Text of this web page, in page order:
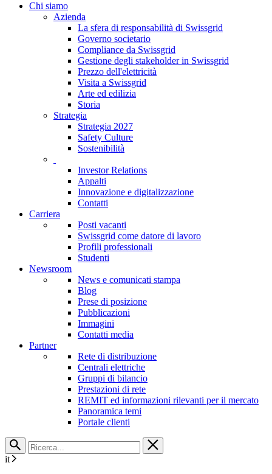
Chi siamo
Azienda
La sfera di responsabilità di Swissgrid
Governo societario
Compliance da Swissgrid
Gestione degli stakeholder in Swissgrid
Prezzo dell'elettricità
Visita a Swissgrid
Arte ed edilizia
Storia
Strategia
Strategia 2027
Safety Culture
Sostenibilità
Investor Relations
Appalti
Innovazione e digitalizzazione
Contatti
Carriera
Posti vacanti
Swissgrid come datore di lavoro
Profili professionali
Studenti
Newsroom
News e comunicati stampa
Blog
Prese di posizione
Pubblicazioni
Immagini
Contatti media
Partner
Rete di distribuzione
Centrali elettriche
Gruppi di bilancio
Prestazioni di rete
REMIT ed informazioni rilevanti per il mercato
Panoramica temi
Portale clienti
it